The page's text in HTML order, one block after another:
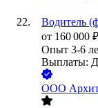
Водитель
от 160 000 ₽
Опыт 3-6
Выплаты:
ООО